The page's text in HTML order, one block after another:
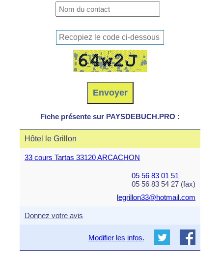
Fiche présente sur PAYSDEBUCH.PRO :
Hôtel le Grillon
33 cours Tartas 33120 ARCACHON
05 56 83 01 51
05 56 83 54 27 (fax)
legrillon33@hotmail.com
Donnez votre avis
Modifier les infos.